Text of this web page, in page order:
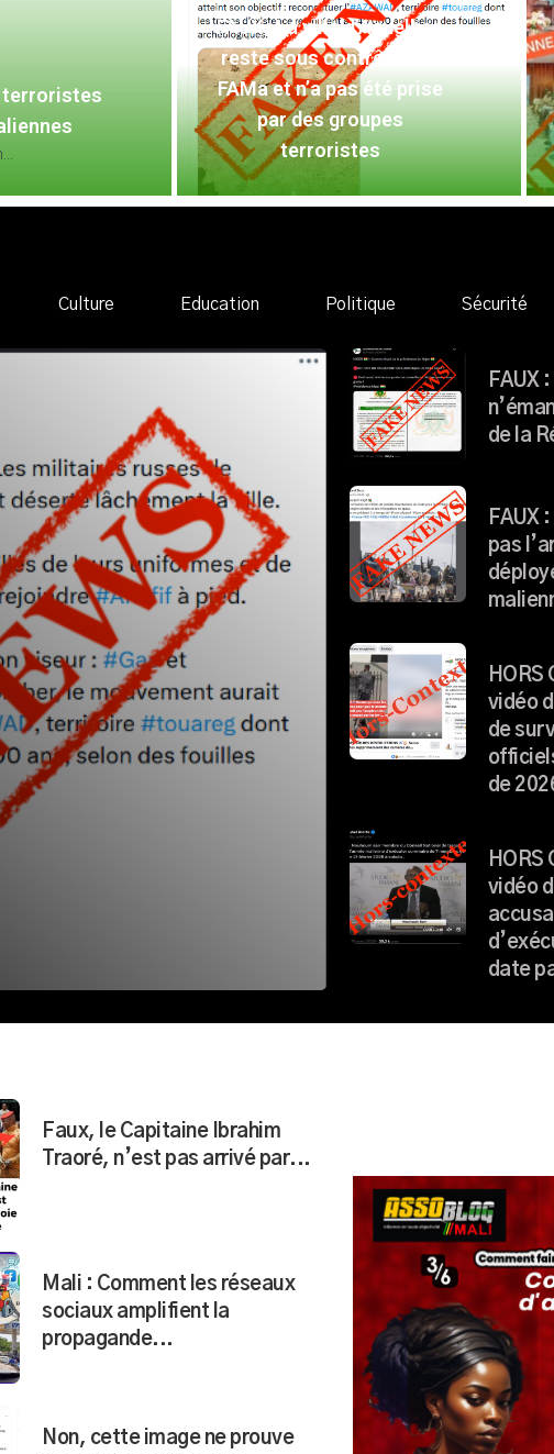
terroristes
FAUX : La ville d’Aguelhoc
reste sous contrôle des
FAMa et n’a pas été prise
par des groupes
terroristes
Culture Education Politique Sécurité
FAUX
de la
FAUX
pas
HORS
vidéo
de
de
HORS
vidéo
date
Faux, le Capitaine Ibrahim
Traoré, n’est pas arrivé par...
Mali : Comment les réseaux
sociaux amplifient la
propagande...
Non, cette image ne prouve